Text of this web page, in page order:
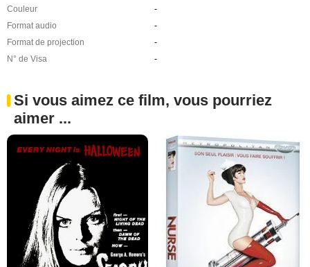
Couleur
-
Format audio
-
Format de projection
-
N° de Visa
-
Si vous aimez ce film, vous pourriez
aimer ...